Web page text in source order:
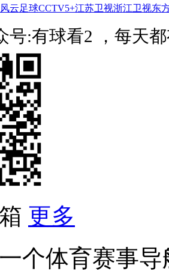
风云足球CCTV5+江苏卫视浙江卫视东
号:有球看2 ，每天
更多
个体育赛事